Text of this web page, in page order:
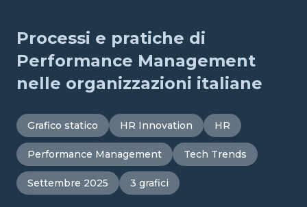
Processi e pratiche di
Performance Management
nelle organizzazioni italiane
Grafico statico HR Innovation HR
Performance Management Tech Trends
Settembre 2025 3 grafici